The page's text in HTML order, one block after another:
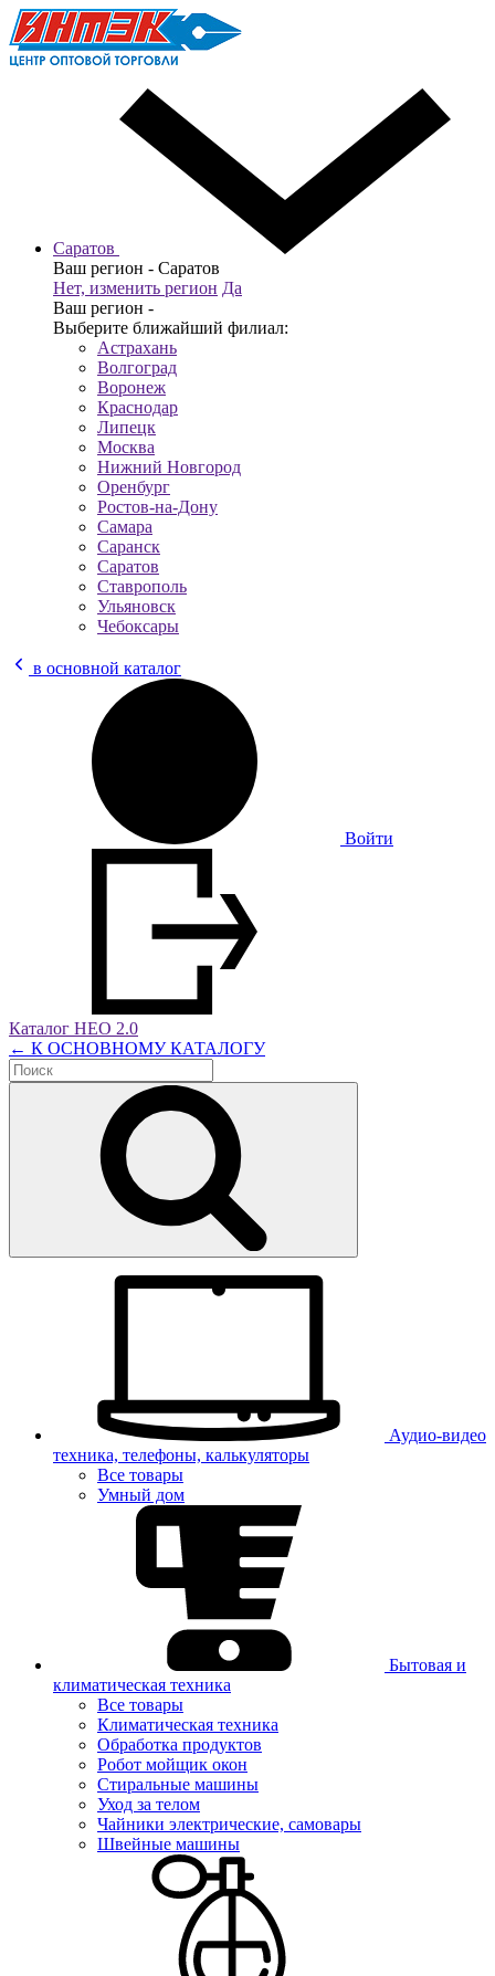
Саратов
Ваш регион - Саратов
Нет, изменить регион Да
Ваш регион -
Выберите ближайший филиал:
Астрахань
Волгоград
Воронеж
Краснодар
Липецк
Москва
Нижний Новгород
Оренбург
Ростов-на-Дону
Самара
Саранск
Саратов
Ставрополь
Ульяновск
Чебоксары
в основной каталог
Войти
Каталог НЕО 2.0
← К ОСНОВНОМУ КАТАЛОГУ
Аудио-видео
техника, телефоны, калькуляторы
Все товары
Умный дом
Бытовая и
климатическая техника
Все товары
Климатическая техника
Обработка продуктов
Робот мойщик окон
Стиральные машины
Уход за телом
Чайники электрические, самовары
Швейные машины